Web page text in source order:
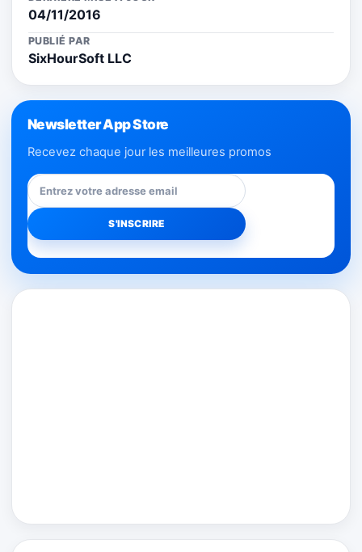
04/11/2016
PUBLIÉ PAR
SixHourSoft LLC
Newsletter App Store
Recevez chaque jour les meilleures promos